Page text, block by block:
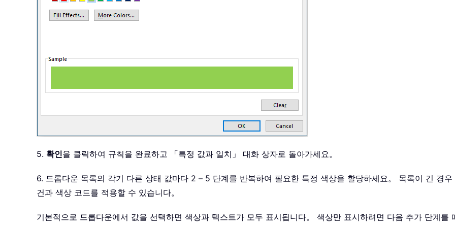
5. 확인을 클릭하여 규칙을 완료하고 「특정 값과 일치」 대화 상자로 돌아가세요。
6. 드롭다운 목록의 각기 다른 상태 값마다 2 – 5 단계를 반복하여 필요한 특정 색상을 할당하세요。 목록이 긴 경
건과 색상 코드를 적용할 수 있습니다。
기본적으로 드롭다운에서 값을 선택하면 색상과 텍스트가 모두 표시됩니다。 색상만 표시하려면 다음 추가 단계를